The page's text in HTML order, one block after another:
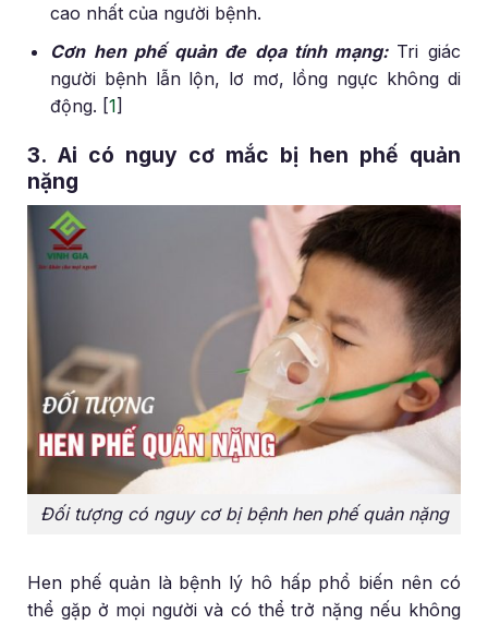
cao nhất của người bệnh.
Cơn hen phế quản đe dọa tính mạng: Tri giác
người bệnh lẫn lộn, lơ mơ, lồng ngực không di
động. [1]
3. Ai có nguy cơ mắc bị hen phế quản
nặng
Đối tượng có nguy cơ bị bệnh hen phế quản nặng
Hen phế quản là bệnh lý hô hấp phổ biến nên có
thể gặp ở mọi người và có thể trở nặng nếu không